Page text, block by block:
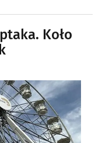
Koło